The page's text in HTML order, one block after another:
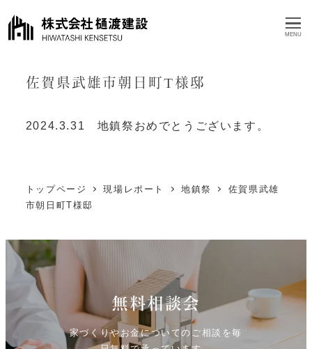
MENU
佐賀県武雄市朝日町T様邸
2024.3.31 地鎮祭おめでとうございます。
トップページ 現場レポート 地鎮祭
佐賀県武雄
市朝日町T様邸
無料相談会
家づくりやお金についてのご相談を毎